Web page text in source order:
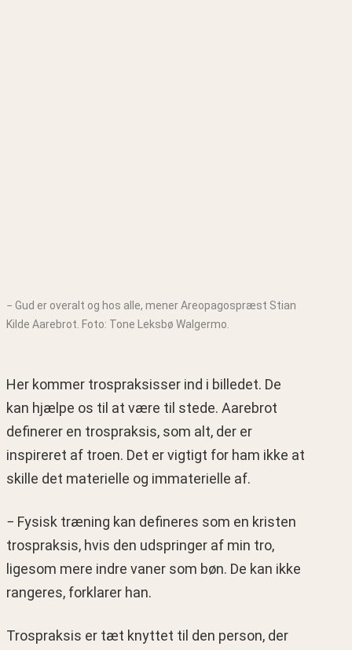
− Gud er overalt og hos alle, mener Areopagospræst Stian
Kilde Aarebrot. Foto: Tone Leksbø Walgermo.
Her kommer trospraksisser ind i billedet. De
kan hjælpe os til at være til stede. Aarebrot
definerer en trospraksis, som alt, der er
inspireret af troen. Det er vigtigt for ham ikke at
skille det materielle og immaterielle af.
− Fysisk træning kan defineres som en kristen
trospraksis, hvis den udspringer af min tro,
ligesom mere indre vaner som bøn. De kan ikke
rangeres, forklarer han.
Trospraksis er tæt knyttet til den person, der